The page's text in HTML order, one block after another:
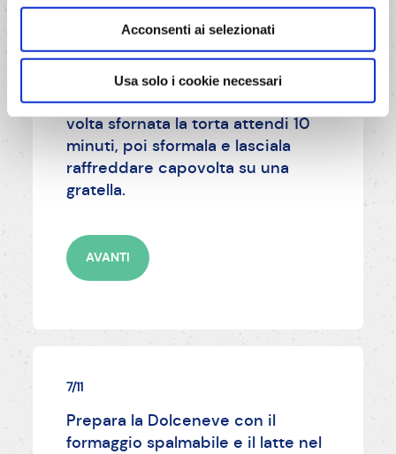
Acconsenti ai selezionati
Usa solo i cookie necessari
Prima di sfornare verifica la
cottura con uno stecchino. Una
volta sfornata la torta attendi 10
minuti, poi sformala e lasciala
raffreddare capovolta su una
gratella.
AVANTI
7/11
Prepara la Dolceneve con il
formaggio spalmabile e il latte nel